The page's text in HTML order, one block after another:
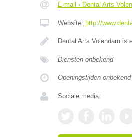
E-mail › Dental Arts
Website: http://
Dental Arts Volendam is
Diensten onbekend
Openingstijden onbekend
Sociale media: